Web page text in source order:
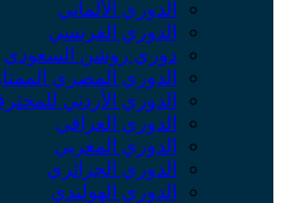
الدوري الألماني
الدوري الفرنسي
دوري روشن السعودي
الدوري المصري الممتاز
الدوري الأردني
الدوري العراقي
الدوري المغربي
الدوري الجزائري
الدوري الهولندي